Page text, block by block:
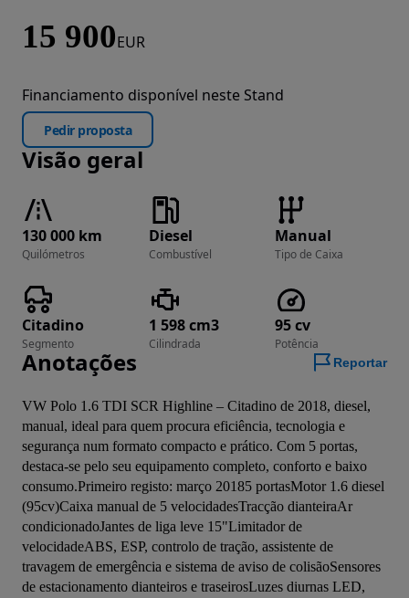
15 900EUR
Financiamento disponível neste Stand
Pedir proposta
Visão geral
130 000 km
Quilómetros
Diesel
Combustível
Manual
Tipo de Caixa
Citadino
Segmento
1 598 cm3
Cilindrada
95 cv
Potência
Anotações Reportar
VW Polo 1.6 TDI SCR Highline – Citadino de 2018, diesel,
manual, ideal para quem procura eficiência, tecnologia e
segurança num formato compacto e prático. Com 5 portas,
destaca-se pelo seu equipamento completo, conforto e baixo
consumo.Primeiro registo: março 20185 portasMotor 1.6 diesel
(95cv)Caixa manual de 5 velocidadesTracção dianteiraAr
condicionadoJantes de liga leve 15"Limitador de
velocidadeABS, ESP, controlo de tração, assistente de
travagem de emergência e sistema de aviso de colisãoSensores
de estacionamento dianteiros e traseirosLuzes diurnas LED,